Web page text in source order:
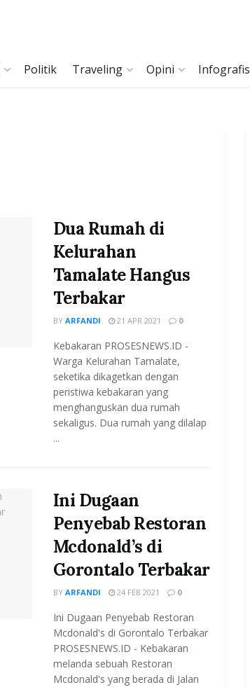
Politik Traveling Opini Infografis
Dua Rumah di
Kelurahan
Tamalate Hangus
Terbakar
BY ARFANDI 21 APR 2021 0
Kebakaran PROSESNEWS.ID -
Warga Kelurahan Tamalate,
seketika dikagetkan dengan
peristiwa kebakaran yang
menghanguskan dua rumah
sekaligus. Dua rumah yang dilalap
...
Ini Dugaan
Penyebab Restoran
Mcdonald’s di
Gorontalo Terbakar
BY ARFANDI 24 FEB 2021 0
Ini Dugaan Penyebab Restoran
Mcdonald's di Gorontalo Terbakar
PROSESNEWS.ID - Kebakaran
melanda sebuah Restoran
Mcdonald's yang berada di Jalan